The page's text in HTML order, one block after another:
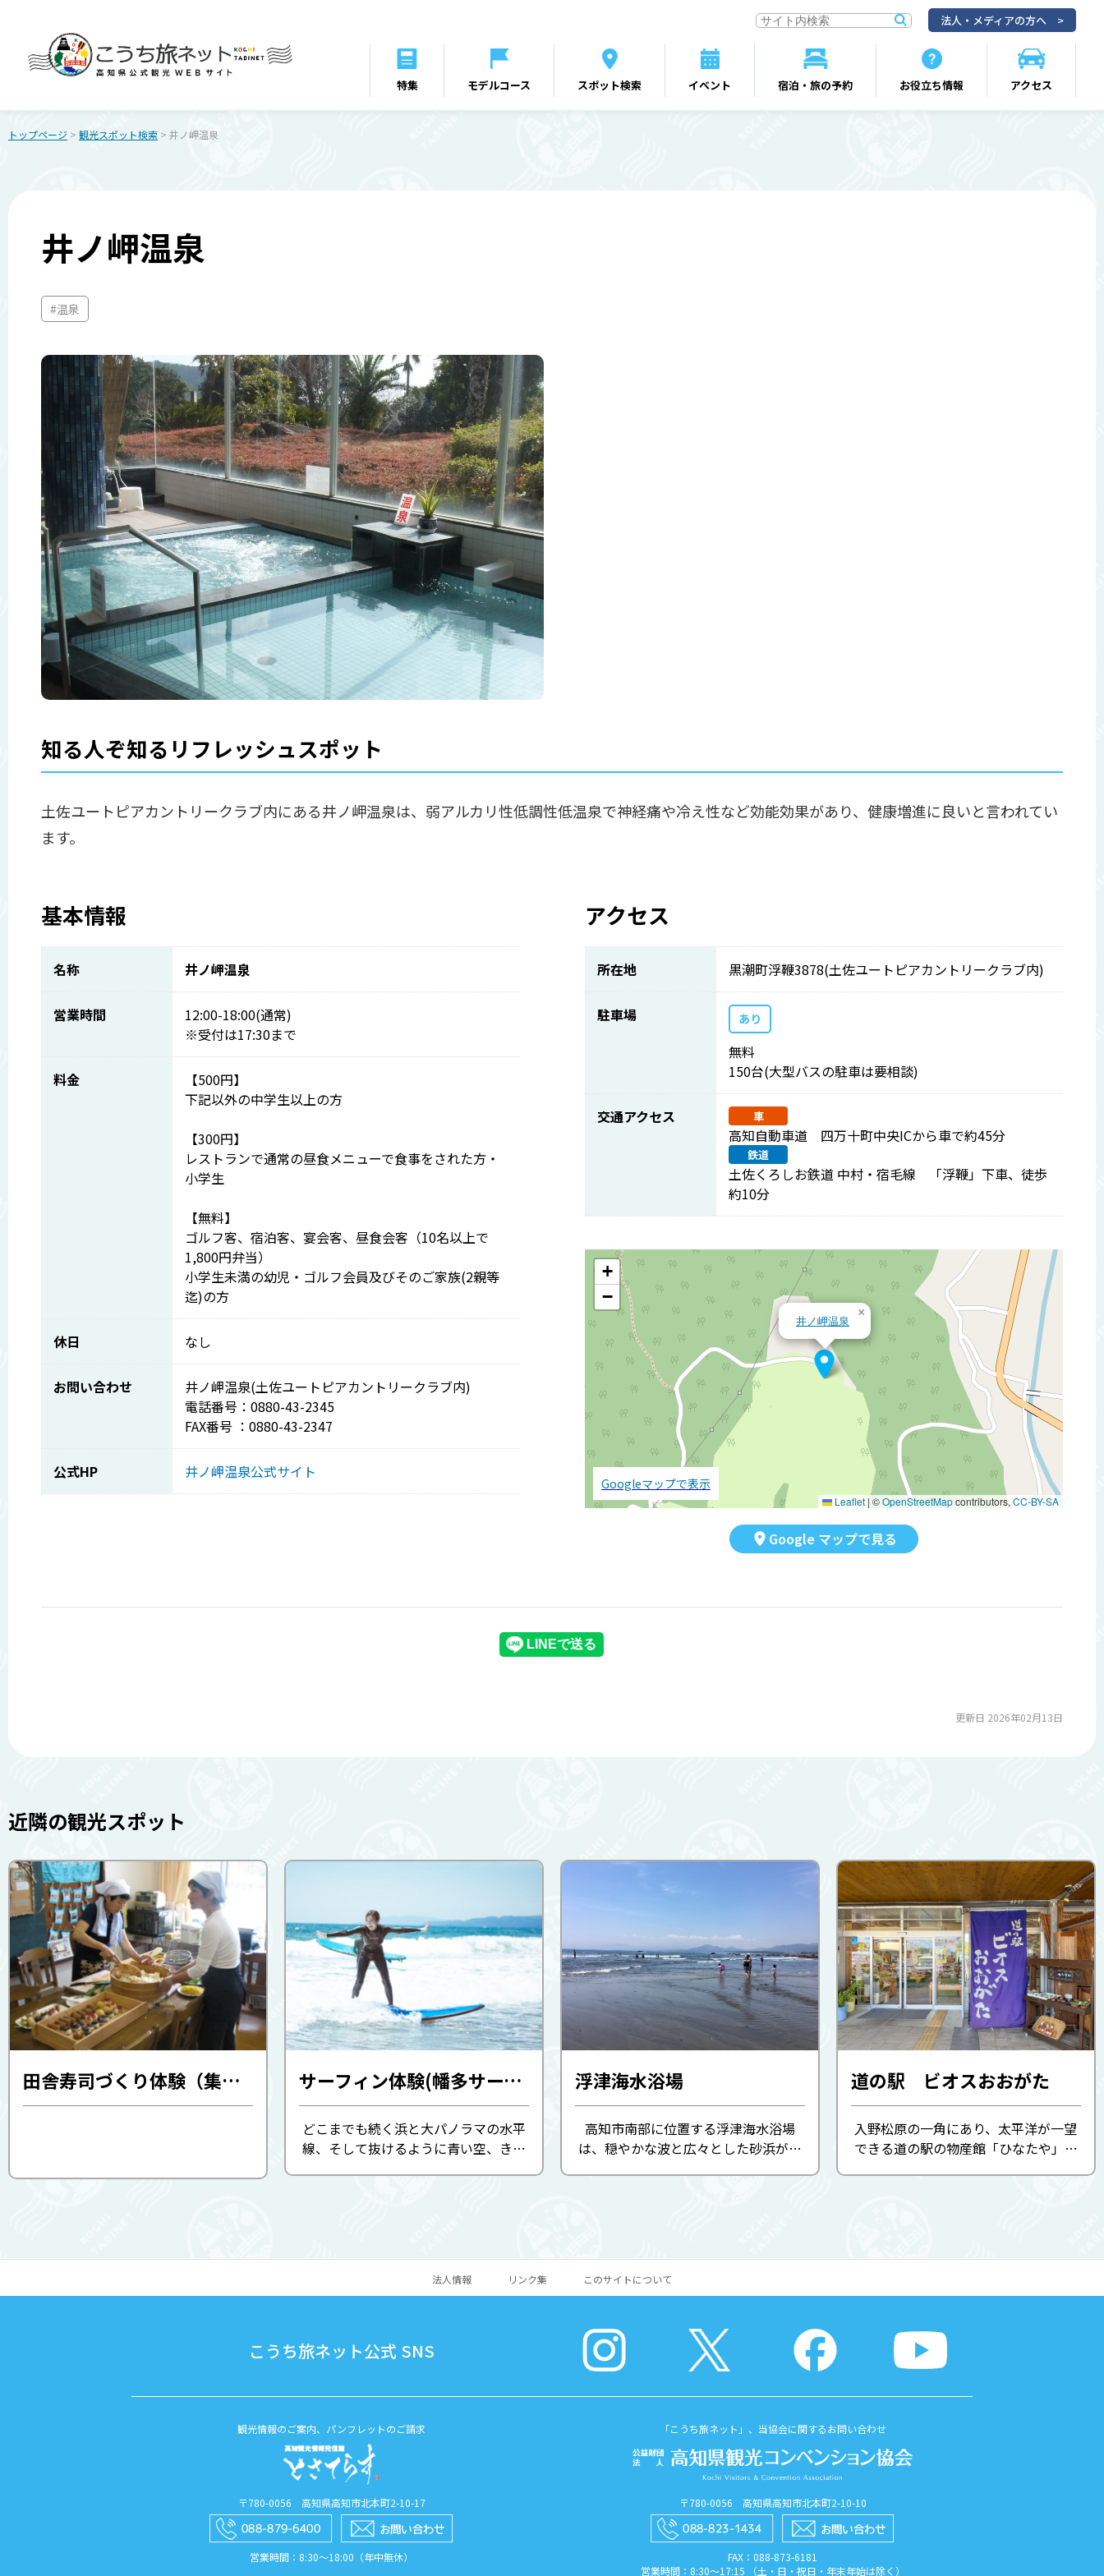
特集 モデルコース スポット検索 イベント 宿泊・旅の予約 お役立ち情報 アクセス
法人・メディアの方へ
トップページ > 観光スポット検索 > 井ノ岬温泉
井ノ岬温泉
#温泉
知る人ぞ知るリフレッシュスポット
土佐ユートピアカントリークラブ内にある井ノ岬温泉は、弱アルカリ性低調性低温泉で神経痛や冷え性など効能効果があり、健康増進に良いと言われてい
ます。
基本情報
名称 井ノ岬温泉
営業時間
12:00-18:00(通常)
※受付は17:30まで
料金
【500円】
下記以外の中学生以上の方
【300円】
レストランで通常の昼食メニューで食事をされた方・
小学生
【無料】
ゴルフ客、宿泊客、宴会客、昼食会客（10名以上で
1,800円弁当）
小学生未満の幼児・ゴルフ会員及びそのご家族(2親等
迄)の方
休日 なし
お問い合わせ
井ノ岬温泉(土佐ユートピアカントリークラブ内)
電話番号：0880-43-2345
FAX番号 ：0880-43-2347
公式HP 井ノ岬温泉公式サイト
アクセス
所在地 黒潮町浮鞭3878(土佐ユートピアカントリークラブ内)
駐車場 あり
無料
150台(大型バスの駐車は要相談)
交通アクセス 車
高知自動車道 四万十町中央ICから車で約45分
鉄道
土佐くろしお鉄道 中村・宿毛線 「浮鞭」下車、徒歩
約10分
井ノ岬温泉
×
+
−
Leaflet | ©OpenStreetMapcontributors,CC-BY-SA
Googleマップで表示
Google マップで見る
更新日 2026年02月13日
近隣の観光スポット
田舎寿司づくり体験（集落活動センターであいの里蜷川） サーフィン体験(幡多サーフ道場)（4～11月）
どこまでも続く浜と大パノラマの水平
線、そして抜けるように青い空、きら
浮津海水浴場
高知市南部に位置する浮津海水浴場
は、穏やかな波と広々とした砂浜が特
道の駅 ビオスおおがた
入野松原の一角にあり、太平洋が一望
できる道の駅の物産館「ひなたや」で
法人情報 リンク集 このサイトについて
こうち旅ネット公式 SNS
観光情報のご案内、パンフレットのご請求
〒780-0056 高知県高知市北本町2-10-17
営業時間：8:30〜18:00（年中無休）
「こうち旅ネット」、当協会に関するお問い合わせ
〒780-0056 高知県高知市北本町2-10-10
FAX：088​-873​-6181
営業時間：8:30〜17:15 （土・日・祝日・年末年始は除く）